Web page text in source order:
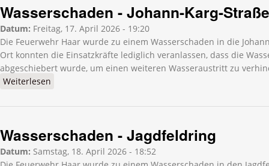
Wasserschaden - Johann-Karg-Straße
Datum: Freitag, 17. April 2026 - 19:20
Die Feuerwehr Haar wurde zu einem Wasserschaden in die
Ort konnten die Einsatzkräfte lediglich veranlassen, dass die
abgeschiebert wurde, um einen weiteren Wasseraustritt zu
Weiterlesen
Wasserschaden - Jagdfeldring
Datum: Samstag, 18. April 2026 - 18:52